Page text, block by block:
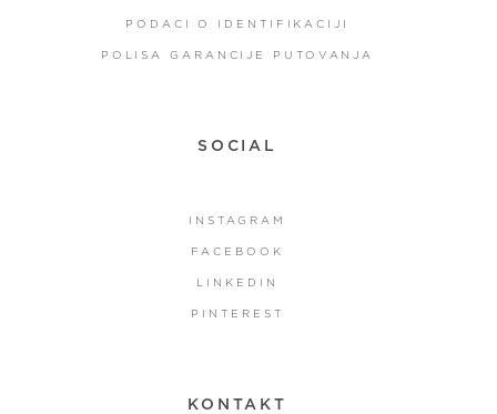
PODACI O IDENTIFIKACIJI
POLISA GARANCIJE PUTOVANJA
SOCIAL
INSTAGRAM
FACEBOOK
LINKEDIN
PINTEREST
KONTAKT